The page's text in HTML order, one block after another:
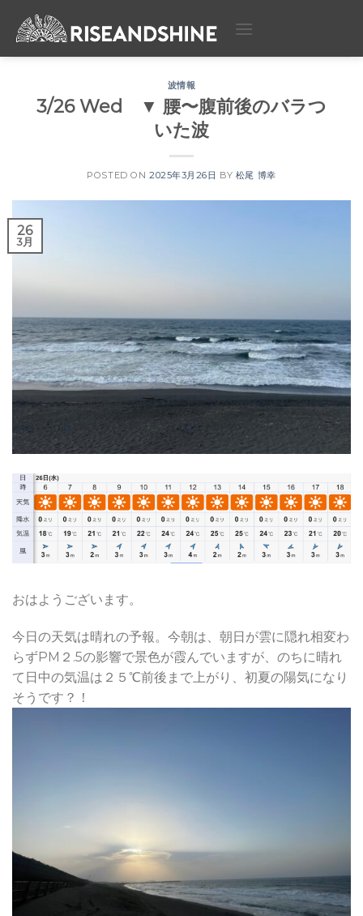
波情報
3/26 Wed ▼ 腰〜腹前後のバラつ
いた波
POSTED ON 2025年3月26日 BY 松尾 博幸
26
3月
おはようございます。
今日の天気は晴れの予報。今朝は、朝日が雲に隠れ相変わ
らずPM２.5の影響で景色が霞んでいますが、のちに晴れ
て日中の気温は２５℃前後まで上がり、初夏の陽気になり
そうです？！